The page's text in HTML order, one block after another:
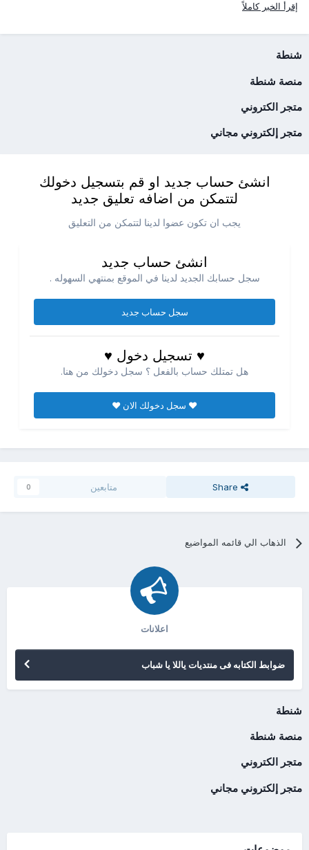
إقرأ الخبر كاملاً
شنطة
منصة شنطة
متجر الكتروني
متجر إلكتروني مجاني
انشئ حساب جديد او قم بتسجيل دخولك
لتتمكن من اضافه تعليق جديد
يجب ان تكون عضوا لدينا لتتمكن من التعليق
انشئ حساب جديد
سجل حسابك الجديد لدينا في الموقع بمنتهي السهوله .
سجل حساب جديد
♥ تسجيل دخول ♥
هل تمتلك حساب بالفعل ؟ سجل دخولك من هنا.
♥ سجل دخولك الان ♥
Share متابعين 0
الذهاب الي قائمه المواضيع
اعلانات
ضوابط الكتابه فى منتديات ياللا يا شباب
شنطة
منصة شنطة
متجر الكتروني
متجر إلكتروني مجاني